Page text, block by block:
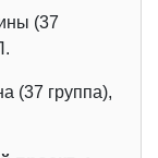
(37
(37 группа),